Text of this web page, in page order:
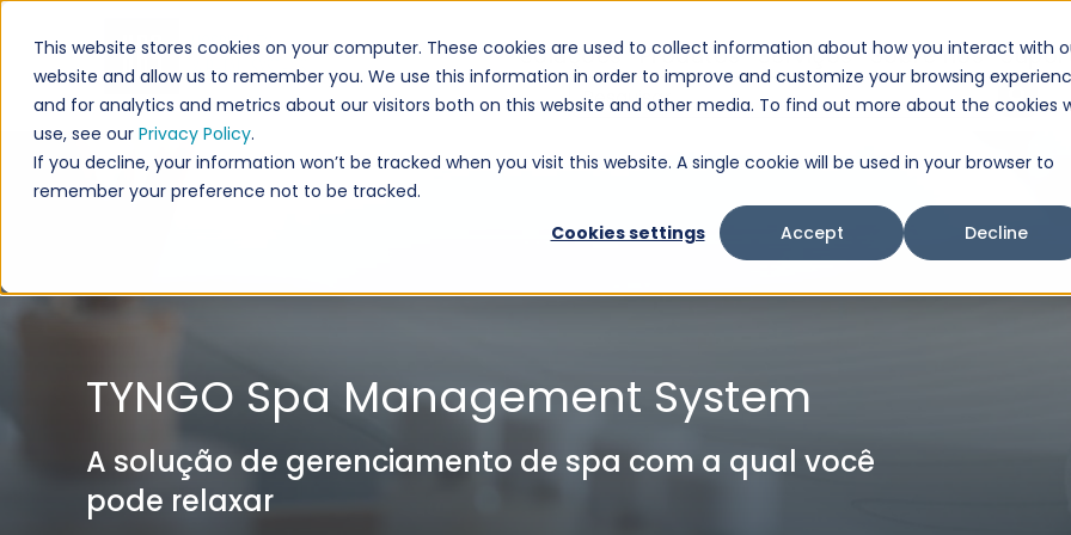
This website stores cookies on your computer. These cookies are used to collect information about how you interact with
website and allow us to remember you. We use this information in order to improve and customize your browsing
and for analytics and metrics about our visitors both on this website and other media. To find out more about the cookies
use, see our Privacy Policy.
If you decline, your information won’t be tracked when you visit this website. A single cookie will be used in your browser to
remember your preference not to be tracked.
Cookies settings
Accept Decline
Soluções Produtos Serviços Sobre nós
Este é um campo de pesquisa com recurso de sugestão automática incluído.
Não há sugestões porque o campo de pesquisa
TYNGO Spa Management System
A solução de gerenciamento de spa com a qual você
pode relaxar